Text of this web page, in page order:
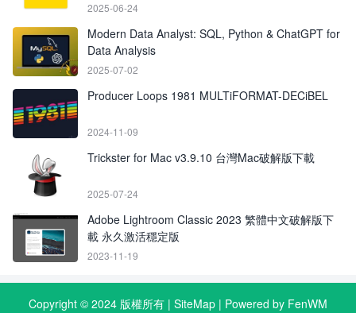
2025-06-24
Modern Data Analyst: SQL, Python & ChatGPT for
Data Analysis
2025-07-02
Producer Loops 1981 MULTiFORMAT-DECiBEL
2024-11-09
Trickster for Mac v3.9.10 台灣Mac破解版下載
2025-07-24
Adobe Lightroom Classic 2023 繁體中文破解版下
載 永久激活穩定版
2023-11-19
Copyright © 2024 版權所有 | SiteMap | Powered by FenWM